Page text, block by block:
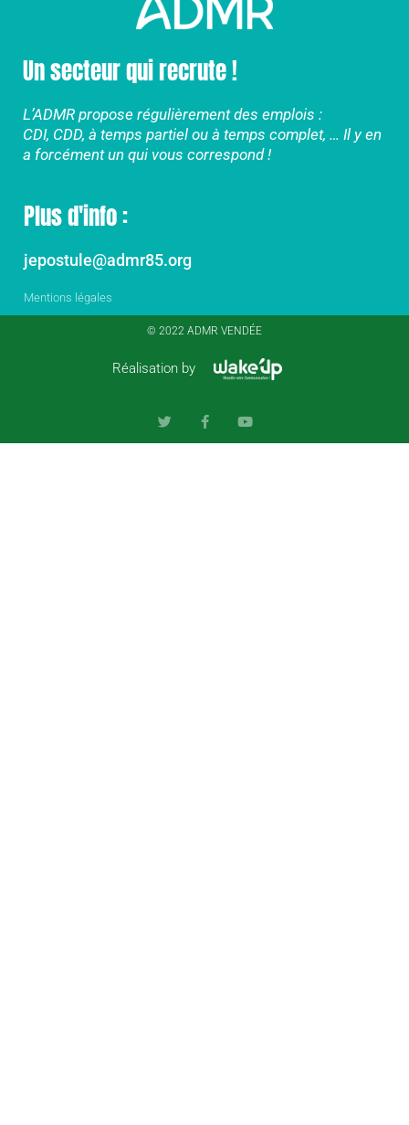
Un secteur qui recrute !
L’ADMR propose régulièrement des emplois :
CDI, CDD, à temps partiel ou à temps complet, … Il y en
a forcément un qui vous correspond !
Plus d'info :
jepostule@admr85.org
Mentions légales
© 2022 ADMR VENDÉE
Réalisation by